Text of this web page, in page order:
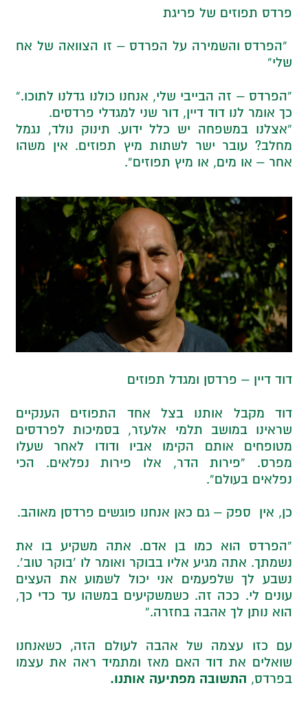
פרדס תפוזים של פריגת
“הפרדס והשמירה על הפרדס – זו הצוואה של אח
שלי”
“הפרדס – זה הבייבי שלי, אנחנו כולנו גדלנו לתוכו.”
כך אומר לנו דוד דיין, דור שני למגדלי פרדסים.
“אצלנו במשפחה יש כלל ידוע. תינוק נולד, נגמל
מחלב? עובר ישר לשתות מיץ תפוזים. אין משהו
אחר – או מים, או מיץ תפוזים”.
דוד דיין – פרדסן ומגדל תפוזים
דוד מקבל אותנו בצל אחד התפוזים הענקיים
שראינו במושב תלמי אלעזר, בסמיכות לפרדסים
מטופחים אותם הקימו אביו ודודו לאחר שעלו
מפרס. “פירות הדר, אלו פירות נפלאים. הכי
נפלאים בעולם”.
כן, אין ספק – גם כאן אנחנו פוגשים פרדסן מאוהב.
“הפרדס הוא כמו בן אדם. אתה משקיע בו את
נשמתך. אתה מגיע אליו בבוקר ואומר לו ‘בוקר טוב’.
נשבע לך שלפעמים אני יכול לשמוע את העצים
עונים לי. ככה זה. כשמשקיעים במשהו עד כדי כך,
הוא נותן לך אהבה בחזרה.”
עם כזו עצמה של אהבה לעולם הזה, כשאנחנו
שואלים את דוד האם מאז ומתמיד ראה את עצמו
בפרדס, התשובה מפתיעה אותנו.